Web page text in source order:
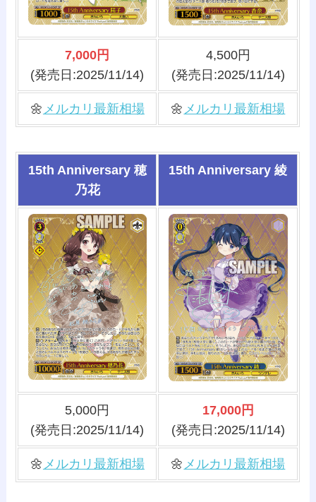
7,000円
(発売日:2025/11/14)
4,500円
(発売日:2025/11/14)
🌼 メルカリ最新相場 🌼 メルカリ最新相場
15th Anniversary 穂
乃花
15th Anniversary 綾
5,000円
(発売日:2025/11/14)
17,000円
(発売日:2025/11/14)
🌼 メルカリ最新相場 🌼 メルカリ最新相場